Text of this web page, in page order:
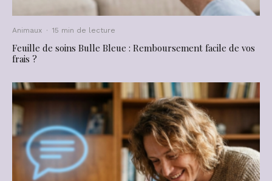
Animaux · 15 min de lecture
Feuille de soins Bulle Bleue : Remboursement facile de vos
frais ?